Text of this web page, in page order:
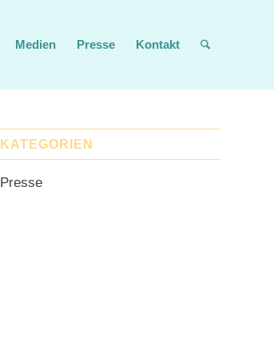
Medien Presse Kontakt
KATEGORIEN
Presse